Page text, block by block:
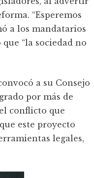
“Esperemos
a los mandatarios
“la sociedad no
a su Consejo
por más de
conflicto que
este proyecto
legales,